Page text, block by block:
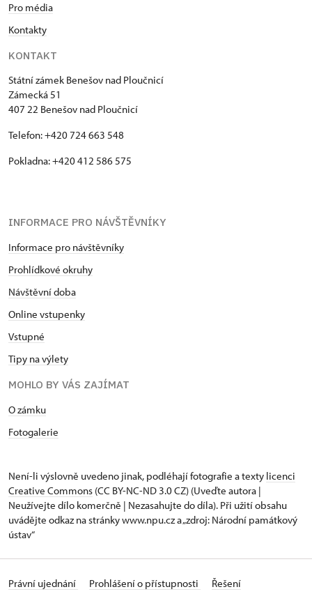
Pro média
Kontakty
KONTAKT
Státní zámek Benešov nad Ploučnicí
Zámecká 51
407 22 Benešov nad Ploučnicí
Telefon: +420 724 663 548
Pokladna: +420 412 586 575
INFORMACE PRO NÁVŠTĚVNÍKY
Informace pro návštěvníky
Prohlídkové okruhy
Návštěvní doba
Online vstupenky
Vstupné
Tipy na výlety
MOHLO BY VÁS ZAJÍMAT
O zámku
Fotogalerie
Není-li výslovně uvedeno jinak, podléhají fotografie a texty licenci
Creative Commons (CC BY-NC-ND 3.0 CZ) (Uveďte autora |
Neužívejte dílo komerčně | Nezasahujte do díla). Při užití obsahu
uvádějte odkaz na stránky www.npu.cz a „zdroj: Národní památkový
ústav“
Právní ujednání Prohlášení o přístupnosti
Řešení